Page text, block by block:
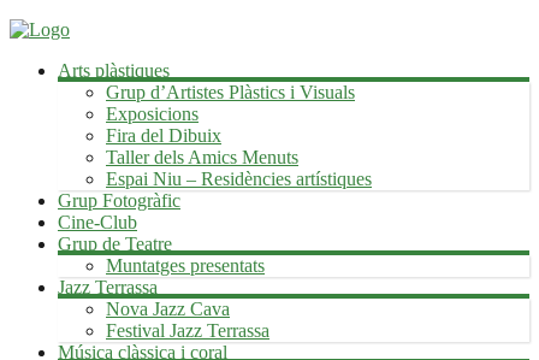
Arts plàstiques
Grup d’Artistes Plàstics i Visuals
Exposicions
Fira del Dibuix
Taller dels Amics Menuts
Espai Niu – Residències artístiques
Grup Fotogràfic
Cine-Club
Grup de Teatre
Muntatges presentats
Jazz Terrassa
Nova Jazz Cava
Festival Jazz Terrassa
Música clàssica i coral